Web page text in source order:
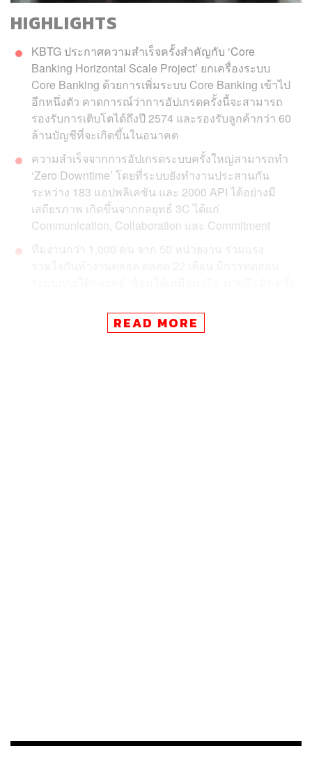
HIGHLIGHTS
KBTG ประกาศความสำเร็จครั้งสำคัญกับ ‘Core
Banking Horizontal Scale Project’ ยกเครื่องระบบ
Core Banking ด้วยการเพิ่มระบบ Core Banking เข้าไป
อีกหนึ่งตัว คาดการณ์ว่าการอัปเกรดครั้งนี้จะสามารถ
รองรับการเติบโตได้ถึงปี 2574 และรองรับลูกค้ากว่า 60
ล้านบัญชีที่จะเกิดขึ้นในอนาคต
ความสำเร็จจากการอัปเกรดระบบครั้งใหญ่สามารถทำ
‘Zero Downtime’ โดยที่ระบบยังทำงานประสานกัน
ระหว่าง 183 แอปพลิเคชัน และ 2000 API ได้อย่างมี
เสถียรภาพ เกิดขึ้นจากกลยุทธ์ 3C ได้แก่
Communication, Collaboration และ Commitment
ทีมงานกว่า 1,000 คน จาก 50 หน่วยงาน ร่วมแรง
วรนุช เดชะไกศยะ Executive Chairman กสิกร บิซิเนส-
READ MORE